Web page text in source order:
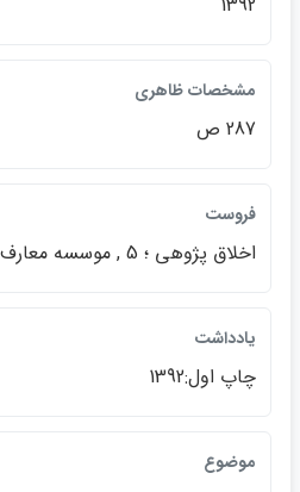
مشخصات ظاهري
287 ص
فروست
اخلاق پژوهي ؛ 5 , موسسه معارف وحي و خرد ؛ 5/1
يادداشت
چاپ اول:1392
موضوع